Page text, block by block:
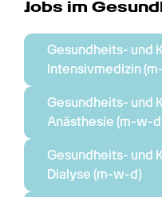
Jobs im
Gesundheits- und
Intensivmedizin
Gesundheits- und
Anästhesie (m-w-
Gesundheits- und
Dialyse (m-w-d)